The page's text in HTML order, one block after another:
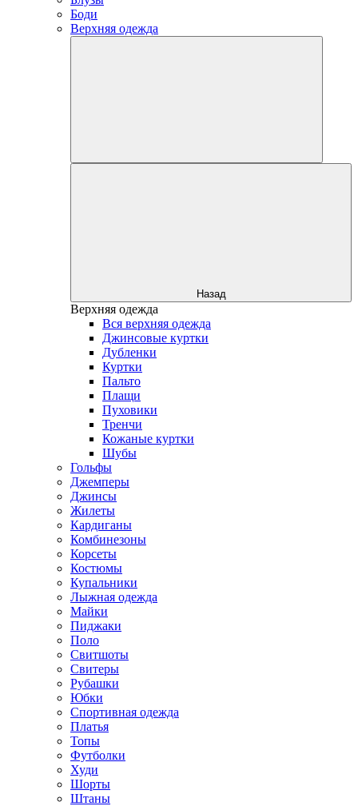
Боди
Верхняя одежда
Назад
Верхняя одежда
Вся верхняя одежда
Джинсовые куртки
Дубленки
Куртки
Пальто
Плащи
Пуховики
Тренчи
Кожаные куртки
Шубы
Гольфы
Джемперы
Джинсы
Жилеты
Кардиганы
Комбинезоны
Корсеты
Костюмы
Купальники
Лыжная одежда
Майки
Пиджаки
Поло
Свитшоты
Свитеры
Рубашки
Юбки
Спортивная одежда
Платья
Топы
Футболки
Худи
Шорты
Штаны